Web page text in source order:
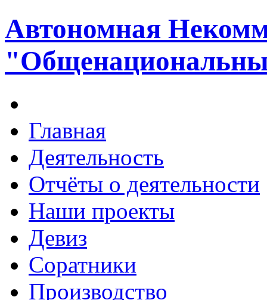
Автономная
Главная
Деятельность
Отчёты о деятельности
Наши проекты
Девиз
Соратники
Производство